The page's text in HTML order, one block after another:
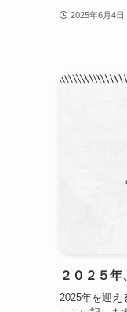
2025年6月4日
２０２５
2025年を迎え